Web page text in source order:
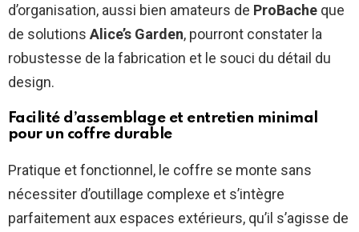
d’organisation, aussi bien amateurs de ProBache que
de solutions Alice’s Garden, pourront constater la
robustesse de la fabrication et le souci du détail du
design.
Facilité d’assemblage et entretien minimal
pour un coffre durable
Pratique et fonctionnel, le coffre se monte sans
nécessiter d’outillage complexe et s’intègre
parfaitement aux espaces extérieurs, qu’il s’agisse de